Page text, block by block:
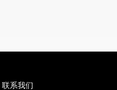
联系我们